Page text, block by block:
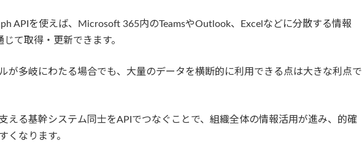
APIを使えば、Microsoft 365内のTeamsやOutlook、Excelなどに分散する情報
て取得・更新できます。
が多岐にわたる場合でも、大量のデータを横断的に利用できる点は大きな利点で
える基幹システム同士をAPIでつなぐことで、組織全体の情報活用が進み、的確
くなります。